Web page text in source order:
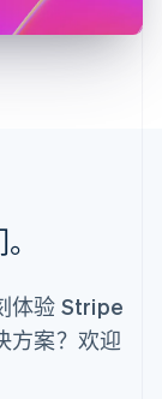
体验 Stripe
方案？欢迎